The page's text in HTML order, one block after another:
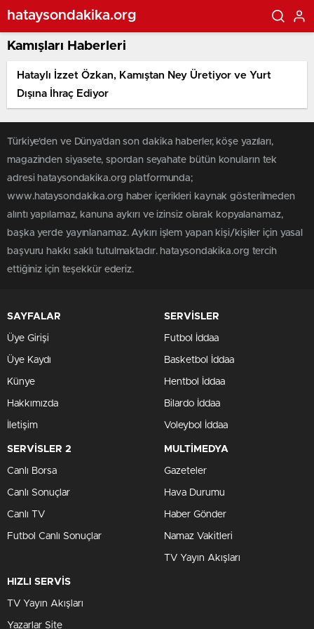
hataysondakika.org
Kamışları Haberleri
Hataylı İzzet Özkan, Kamıştan Ney Üretiyor ve Yurt
Dışına İhraç Ediyor
Türkiye'den ve Dünya’dan son dakika haberler, köşe yazıları,
magazinden siyasete, spordan seyahate bütün konuların tek
adresi hataysondakika.org platformunda;
www.hataysondakika.org haber içerikleri kaynak gösterilmeden
alıntı yapılamaz, kanuna aykırı ve izinsiz olarak kopyalanamaz,
başka yerde yayınlanamaz. Aykırı işlem yapan kişi/kişiler için yasal
başvuru hakkı saklı tutulmaktadır. hataysondakika.org tercih
ettiğiniz için teşekkür ederiz.
SAYFALAR
Üye Girişi
Üye Kaydı
Künye
Hakkımızda
İletişim
SERVİSLER
Futbol İddaa
Basketbol İddaa
Hentbol İddaa
Bilardo İddaa
Voleybol İddaa
SERVİSLER 2
Canlı Borsa
Canlı Sonuçlar
Canlı TV
Futbol Canlı Sonuçlar
MULTİMEDYA
Gazeteler
Hava Durumu
Haber Gönder
Namaz Vakitleri
TV Yayın Akışları
HIZLI SERVİS
TV Yayın Akışları
Yazarlar Site